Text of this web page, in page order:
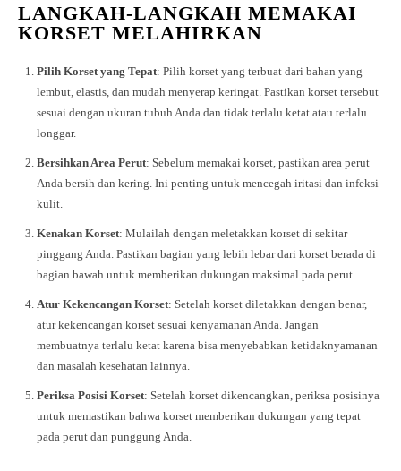
LANGKAH-LANGKAH MEMAKAI
KORSET MELAHIRKAN
Pilih Korset yang Tepat: Pilih korset yang terbuat dari bahan yang
lembut, elastis, dan mudah menyerap keringat. Pastikan korset tersebut
sesuai dengan ukuran tubuh Anda dan tidak terlalu ketat atau terlalu
longgar.
Bersihkan Area Perut: Sebelum memakai korset, pastikan area perut
Anda bersih dan kering. Ini penting untuk mencegah iritasi dan infeksi
kulit.
Kenakan Korset: Mulailah dengan meletakkan korset di sekitar
pinggang Anda. Pastikan bagian yang lebih lebar dari korset berada di
bagian bawah untuk memberikan dukungan maksimal pada perut.
Atur Kekencangan Korset: Setelah korset diletakkan dengan benar,
atur kekencangan korset sesuai kenyamanan Anda. Jangan
membuatnya terlalu ketat karena bisa menyebabkan ketidaknyamanan
dan masalah kesehatan lainnya.
Periksa Posisi Korset: Setelah korset dikencangkan, periksa posisinya
untuk memastikan bahwa korset memberikan dukungan yang tepat
pada perut dan punggung Anda.